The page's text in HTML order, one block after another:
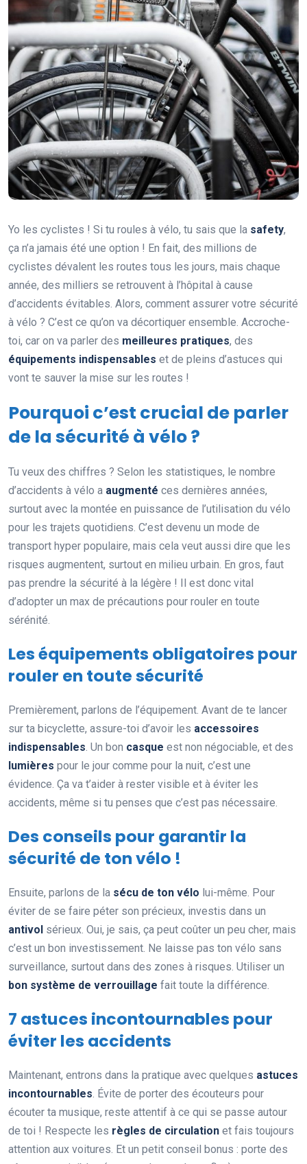
Yo les cyclistes ! Si tu roules à vélo, tu sais que la safety,
ça n’a jamais été une option ! En fait, des millions de
cyclistes dévalent les routes tous les jours, mais chaque
année, des milliers se retrouvent à l’hôpital à cause
d’accidents évitables. Alors, comment assurer votre sécurité
à vélo ? C’est ce qu’on va décortiquer ensemble. Accroche-
toi, car on va parler des meilleures pratiques, des
équipements indispensables et de pleins d’astuces qui
vont te sauver la mise sur les routes !
Pourquoi c’est crucial de parler
de la sécurité à vélo ?
Tu veux des chiffres ? Selon les statistiques, le nombre
d’accidents à vélo a augmenté ces dernières années,
surtout avec la montée en puissance de l’utilisation du vélo
pour les trajets quotidiens. C’est devenu un mode de
transport hyper populaire, mais cela veut aussi dire que les
risques augmentent, surtout en milieu urbain. En gros, faut
pas prendre la sécurité à la légère ! Il est donc vital
d’adopter un max de précautions pour rouler en toute
sérénité.
Les équipements obligatoires pour
rouler en toute sécurité
Premièrement, parlons de l’équipement. Avant de te lancer
sur ta bicyclette, assure-toi d’avoir les accessoires
indispensables. Un bon casque est non négociable, et des
lumières pour le jour comme pour la nuit, c’est une
évidence. Ça va t’aider à rester visible et à éviter les
accidents, même si tu penses que c’est pas nécessaire.
Des conseils pour garantir la
sécurité de ton vélo !
Ensuite, parlons de la sécu de ton vélo lui-même. Pour
éviter de se faire péter son précieux, investis dans un
antivol sérieux. Oui, je sais, ça peut coûter un peu cher, mais
c’est un bon investissement. Ne laisse pas ton vélo sans
surveillance, surtout dans des zones à risques. Utiliser un
bon système de verrouillage fait toute la différence.
7 astuces incontournables pour
éviter les accidents
Maintenant, entrons dans la pratique avec quelques astuces
incontournables. Évite de porter des écouteurs pour
écouter ta musique, reste attentif à ce qui se passe autour
de toi ! Respecte les règles de circulation et fais toujours
attention aux voitures. Et un petit conseil bonus : porte des